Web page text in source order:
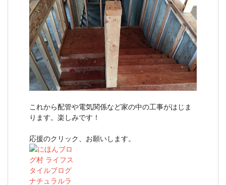
これから配管や電気関係など家の中の工事がはじま
ります。楽しみです！
応援のクリック、お願いします。